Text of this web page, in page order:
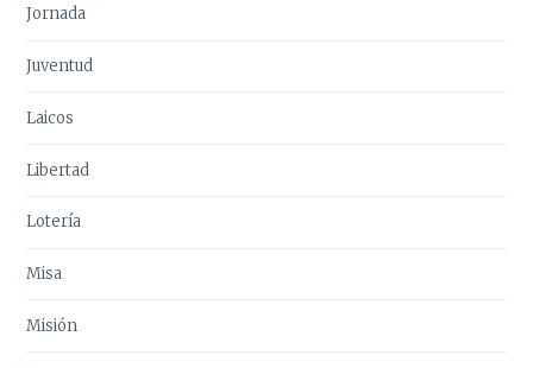
Jornada
Juventud
Laicos
Libertad
Lotería
Misa
Misión